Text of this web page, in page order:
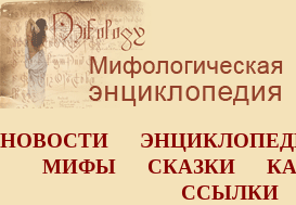
НОВОСТИ
МИФЫ
СКАЗКИ
ССЫЛКИ